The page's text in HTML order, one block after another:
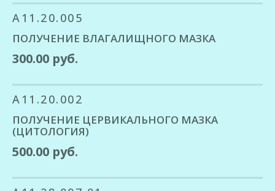
A11.20.005
ПОЛУЧЕНИЕ ВЛАГАЛИЩНОГО МАЗКА
300.00 руб.
A11.20.002
ПОЛУЧЕНИЕ ЦЕРВИКАЛЬНОГО МАЗКА
(ЦИТОЛОГИЯ)
500.00 руб.